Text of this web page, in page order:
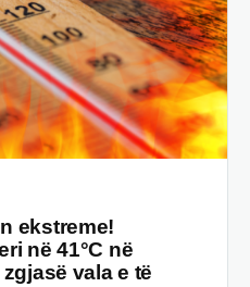
ekstreme!
në 41°C në
vala e të